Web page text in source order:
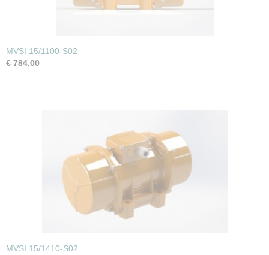
MVSI 15/1100-S02
€ 784,00
MVSI 15/1410-S02